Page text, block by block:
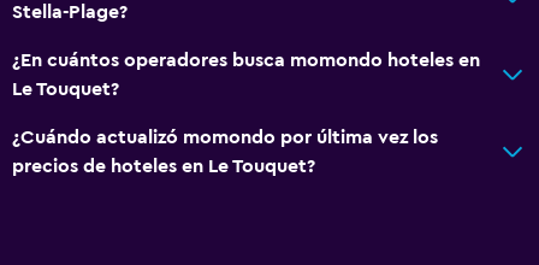
General
Acceso a la playa
Habitaciones familiares
Stella-Plage?
¿En cuántos operadores busca momondo hoteles en
Le Touquet?
¿Cuándo actualizó momondo por última vez los
precios de hoteles en Le Touquet?